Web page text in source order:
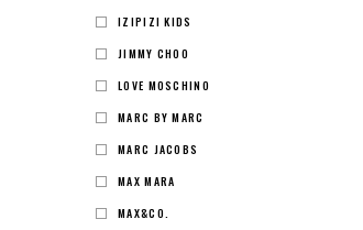
IZIPIZI KIDS
JIMMY CHOO
LOVE MOSCHINO
MARC BY MARC
MARC JACOBS
MAX MARA
MAX&CO.